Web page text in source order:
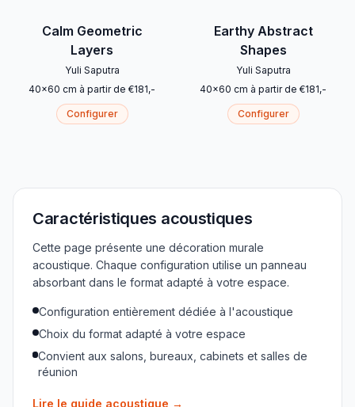
Calm Geometric
Layers
Yuli Saputra
40x60 cm à partir de €181,-
Configurer
Earthy Abstract
Shapes
Yuli Saputra
40x60 cm à partir de €181,-
Configurer
Caractéristiques acoustiques
Cette page présente une décoration murale
acoustique. Chaque configuration utilise un panneau
absorbant dans le format adapté à votre espace.
Configuration entièrement dédiée à l'acoustique
Choix du format adapté à votre espace
Convient aux salons, bureaux, cabinets et salles de
réunion
Lire le guide acoustique →